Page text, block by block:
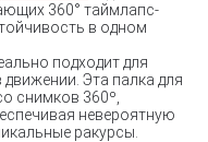
360° таймлапс-
в одном
подходит для
Эта палка для
снимков 360º,
невероятную
ракурсы.